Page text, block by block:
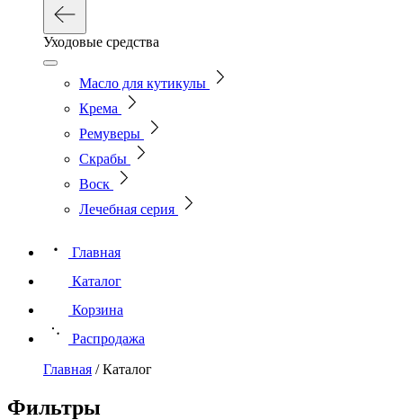
Уходовые средства
Масло для кутикулы
Крема
Ремуверы
Скрабы
Воск
Лечебная серия
Главная
Каталог
Корзина
Распродажа
Главная /Каталог
Фильтры